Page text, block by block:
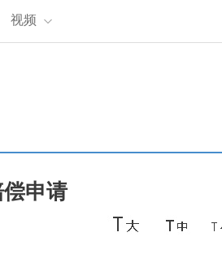
视频
申请